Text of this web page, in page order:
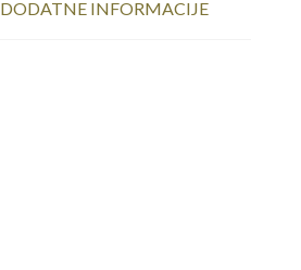
DODATNE INFORMACIJE